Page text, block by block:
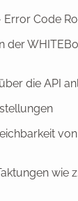
Code
der
die API
wie